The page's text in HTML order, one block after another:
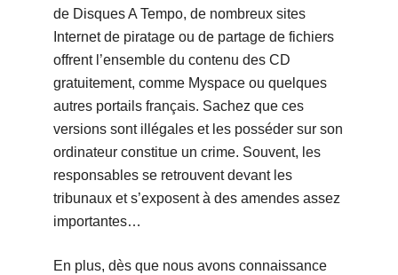
de Disques A Tempo, de nombreux sites
Internet de piratage ou de partage de fichiers
offrent l’ensemble du contenu des CD
gratuitement, comme Myspace ou quelques
autres portails français. Sachez que ces
versions sont illégales et les posséder sur son
ordinateur constitue un crime. Souvent, les
responsables se retrouvent devant les
tribunaux et s’exposent à des amendes assez
importantes…
En plus, dès que nous avons connaissance